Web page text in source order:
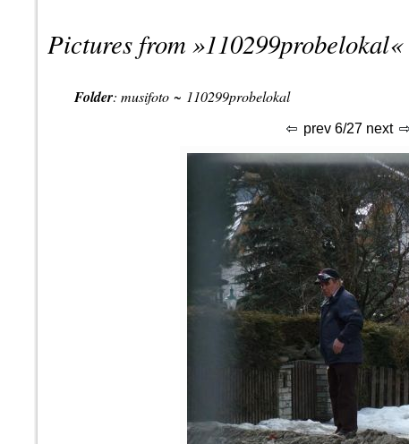
Pictures from »110299probelokal«
Folder: musifoto ~ 110299probelokal
prev 6/27 next